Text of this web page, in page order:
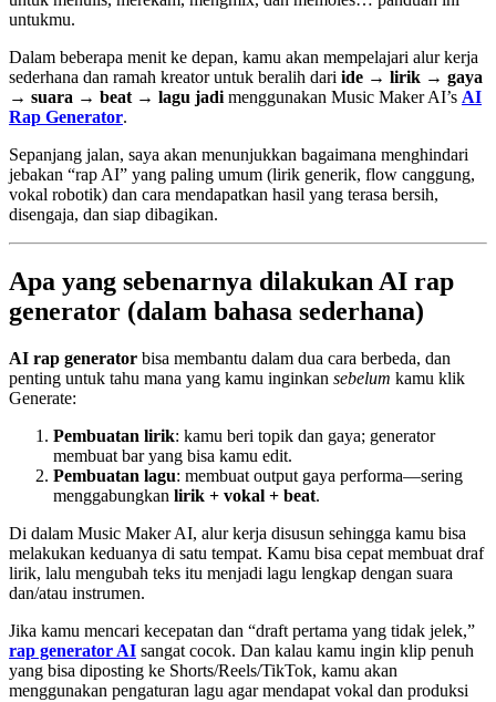
untukmu.
Dalam beberapa menit ke depan, kamu akan mempelajari alur kerja
sederhana dan ramah kreator untuk beralih dari ide → lirik → gaya
→ suara → beat → lagu jadi menggunakan Music Maker AI’s AI
Rap Generator.
Sepanjang jalan, saya akan menunjukkan bagaimana menghindari
jebakan “rap AI” yang paling umum (lirik generik, flow canggung,
vokal robotik) dan cara mendapatkan hasil yang terasa bersih,
disengaja, dan siap dibagikan.
Apa yang sebenarnya dilakukan AI rap
generator (dalam bahasa sederhana)
AI rap generator bisa membantu dalam dua cara berbeda, dan
penting untuk tahu mana yang kamu inginkan sebelum kamu klik
Generate:
Pembuatan lirik: kamu beri topik dan gaya; generator
membuat bar yang bisa kamu edit.
Pembuatan lagu: membuat output gaya performa—sering
menggabungkan lirik + vokal + beat.
Di dalam Music Maker AI, alur kerja disusun sehingga kamu bisa
melakukan keduanya di satu tempat. Kamu bisa cepat membuat draf
lirik, lalu mengubah teks itu menjadi lagu lengkap dengan suara
dan/atau instrumen.
Jika kamu mencari kecepatan dan “draft pertama yang tidak jelek,”
rap generator AI sangat cocok. Dan kalau kamu ingin klip penuh
yang bisa diposting ke Shorts/Reels/TikTok, kamu akan
menggunakan pengaturan lagu agar mendapat vokal dan produksi